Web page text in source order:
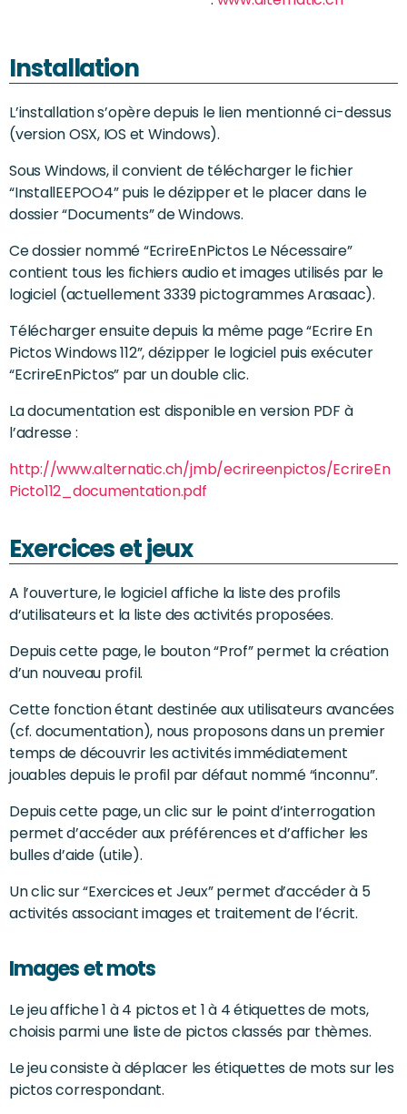
Installation
L’installation s’opère depuis le lien mentionné ci-dessus
(version OSX, IOS et Windows).
Sous Windows, il convient de télécharger le fichier
“InstallEEPOO4” puis le dézipper et le placer dans le
dossier “Documents” de Windows.
Ce dossier nommé “EcrireEnPictos Le Nécessaire”
contient tous les fichiers audio et images utilisés par le
logiciel (actuellement 3339 pictogrammes Arasaac).
Télécharger ensuite depuis la même page “Ecrire En
Pictos Windows 112”, dézipper le logiciel puis exécuter
“EcrireEnPictos” par un double clic.
La documentation est disponible en version PDF à
l’adresse :
http://www.alternatic.ch/jmb/ecrireenpictos/EcrireEn
Picto112_documentation.pdf
Exercices et jeux
A l’ouverture, le logiciel affiche la liste des profils
d’utilisateurs et la liste des activités proposées.
Depuis cette page, le bouton “Prof” permet la création
d’un nouveau profil.
Cette fonction étant destinée aux utilisateurs avancées
(cf. documentation), nous proposons dans un premier
temps de découvrir les activités immédiatement
jouables depuis le profil par défaut nommé “inconnu”.
Depuis cette page, un clic sur le point d’interrogation
permet d’accéder aux préférences et d’afficher les
bulles d’aide (utile).
Un clic sur “Exercices et Jeux” permet d’accéder à 5
activités associant images et traitement de l’écrit.
Images et mots
Le jeu affiche 1 à 4 pictos et 1 à 4 étiquettes de mots,
choisis parmi une liste de pictos classés par thèmes.
Le jeu consiste à déplacer les étiquettes de mots sur les
pictos correspondant.